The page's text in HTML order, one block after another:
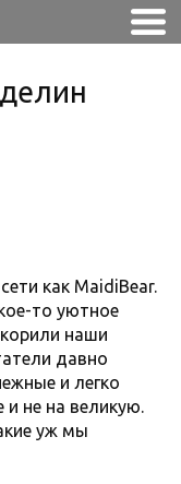
как MaidiBear.
то уютное
наши
давно
и легко
и не на великую.
уж мы